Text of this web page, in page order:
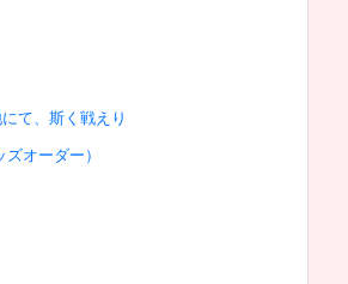
て、斯く戦えり
オーダー）